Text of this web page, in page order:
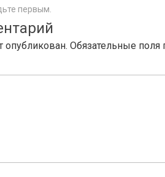
первым.
опубликован. Обязательные